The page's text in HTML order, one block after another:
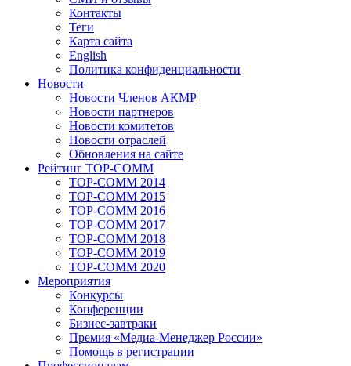
Контакты
Теги
Карта сайта
English
Политика конфиденциальности
Новости
Новости Членов АКМР
Новости партнеров
Новости комитетов
Новости отраслей
Обновления на сайте
Рейтинг TOP-COMM
TOP-COMM 2014
TOP-COMM 2015
TOP-COMM 2016
TOP-COMM 2017
TOP-COMM 2018
TOP-COMM 2019
TOP-COMM 2020
Мероприятия
Конкурсы
Конференции
Бизнес-завтраки
Премия «Медиа-Менеджер России»
Помощь в регистрации